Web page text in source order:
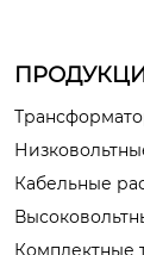
Кабельные
Комплектные